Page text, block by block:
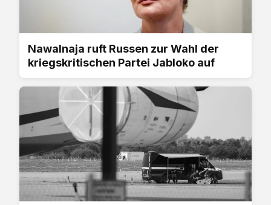
Nawalnaja ruft Russen zur Wahl der
kriegskritischen Partei Jabloko auf